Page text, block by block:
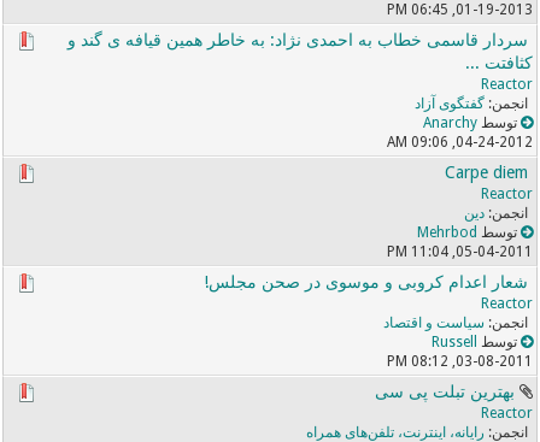
01-19-2013, 06:45 PM
سردار قاسمی خطاب به احمدی نژاد: به خاطر همین قیافه ی گند و
کثافتت ...
Reactor
گفتگوی آزاد
توسطAnarchy
04-24-2012, 09:06 AM
Carpe diem
Reactor
دین
توسط Mehrbod
05-04-2011, 11:04 PM
شعار اعدام کروبی و موسوی در صحن مجلس!
Reactor
سیاست و اقتصاد
توسط
Russell
03-08-2011, 08:12 PM
بهترین تبلت پی سی
Reactor
رایانه، اینترنت، تلفن‌های همراه